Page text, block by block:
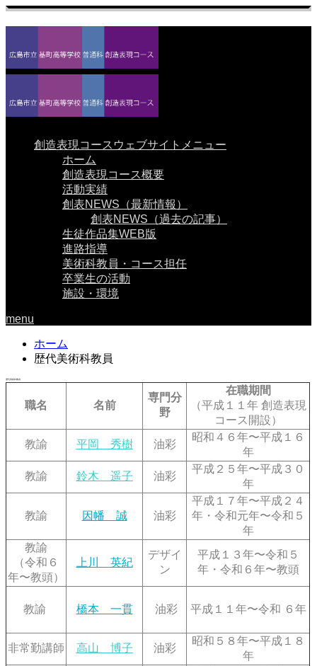
創造表現コースウェブサイトメニュー
ホーム
創造表現コース概要
活動実績
創表NEWS（最新情報）
創表NEWS（過去の記事）
生徒作品集WEB版
進路指導
美術科教員・コース担任
卒業生の活動
施設・環境
menu
ホーム
歴代美術科教員
歴代美術科教員
職名 名前
専門分
野
在職期間
（平成１１年 創造表現
コース開設）
教諭
平岡 秀樹 油彩
昭和４６年〜平成１６
年
教諭
鈴木 遥子 油彩
平成２５年〜平成３０
年
教諭 因幡 誠 油彩
平成１７年〜平成２４
年・ 令和元年〜令和５
年
教諭
（令和６
年〜教頭）
上川 英紀
デザイ
ン
平成１３年〜令和５
年・令和６年〜教頭
教諭 橋本 一貫 油彩 平成１１年〜令和 ６年
非常勤講師 高山 博子 油彩
昭和５８年〜平成１８
年